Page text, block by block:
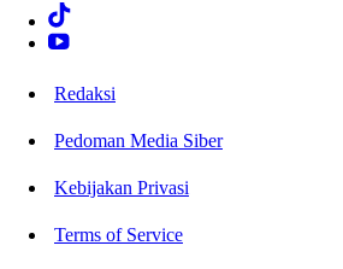
Redaksi
Pedoman Media Siber
Kebijakan Privasi
Terms of Service